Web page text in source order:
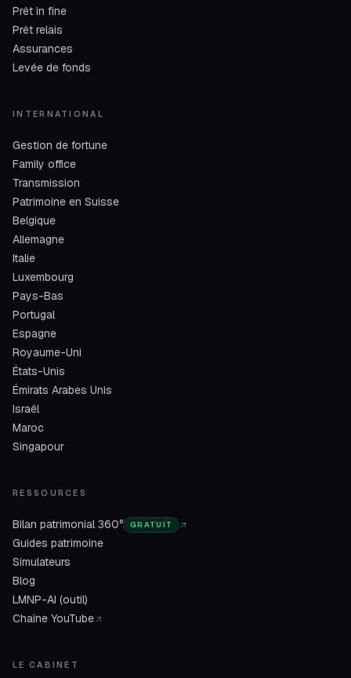
Prêt in fine
Prêt relais
Assurances
Levée de fonds
INTERNATIONAL
Gestion de fortune
Family office
Transmission
Patrimoine en Suisse
Belgique
Allemagne
Italie
Luxembourg
Pays-Bas
Portugal
Espagne
Royaume-Uni
États-Unis
Émirats Arabes Unis
Israël
Maroc
Singapour
RESSOURCES
Bilan patrimonial 360° GRATUIT
Guides patrimoine
Simulateurs
Blog
LMNP-AI (outil)
Chaîne YouTube
LE CABINET